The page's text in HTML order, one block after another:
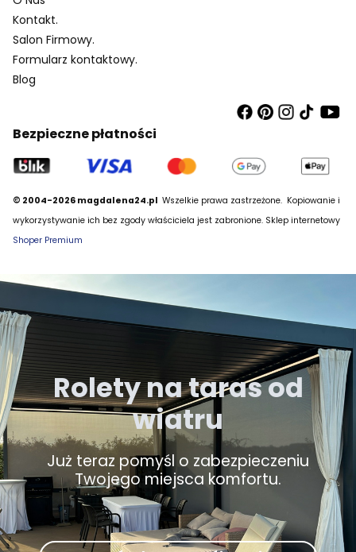
Kontakt.
Salon Firmowy.
Formularz kontaktowy.
Blog
Bezpieczne płatności
© 2004-2026 magdalena24.pl Wszelkie prawa zastrzeżone. Kopiowanie i
wykorzystywanie ich bez zgody właściciela jest zabronione. Sklep internetowy
Shoper Premium
Rolety na taras od
wiatru
Już teraz pomyśl o zabezpieczeniu
Twojego miejsca komfortu.